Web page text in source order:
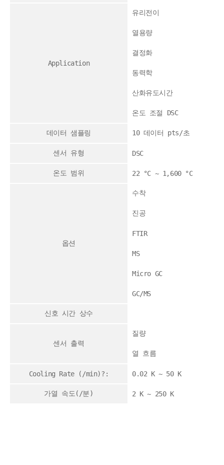
Application
유리전이
열용량
결정화
동력학
산화유도시간
온도 조절 DSC
데이터 샘플링 10 데이터 pts/초
센서 유형 DSC
온도 범위 22 °C ~ 1,600 °C
옵션
수착
진공
FTIR
MS
Micro GC
GC/MS
신호 시간 상수
센서 출력
질량
열 흐름
Cooling Rate (/min)?: 0.02 K ~ 50 K
가열 속도(/분) 2 K ~ 250 K